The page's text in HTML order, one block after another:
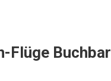
Flüge Buchbar